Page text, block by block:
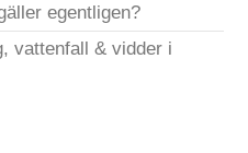
egentligen?
vattenfall & vidder i